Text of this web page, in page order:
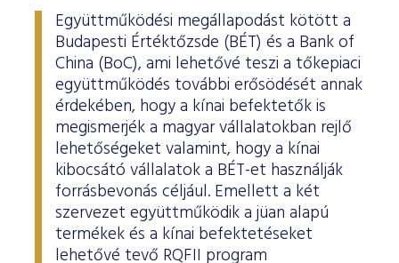
Együttműködési megállapodást kötött a
Budapesti Értéktőzsde (BÉT) és a Bank of
China (BoC), ami lehetővé teszi a tőkepiaci
együttműködés további erősödését annak
érdekében, hogy a kínai befektetők is
megismerjék a magyar vállalatokban rejlő
lehetőségeket valamint, hogy a kínai
kibocsátó vállalatok a BÉT-et használják
forrásbevonás céljául. Emellett a két
szervezet együttműködik a jüan alapú
termékek és a kínai befektetéseket
lehetővé tevő RQFII program